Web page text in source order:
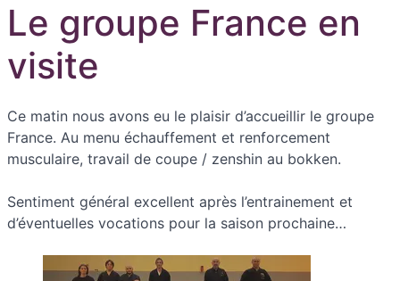
Le groupe France en
visite
Ce matin nous avons eu le plaisir d’accueillir le groupe
France. Au menu échauffement et renforcement
musculaire, travail de coupe / zenshin au bokken.
Sentiment général excellent après l’entrainement et
d’éventuelles vocations pour la saison prochaine…